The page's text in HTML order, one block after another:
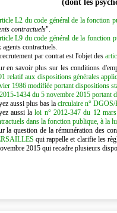
(dont les
L2 du code général de la fonction
contractuels".
L9 du code général de la fonction
agents contractuels.
par contrat est l'objet des
en savoir plus sur les conditions
relatif aux dispositions générales
1986 modifiée portant dispositions
1434 du 5 novembre 2015 portant
aussi plus bas la circulaire n°
aussi laloi n° 2012-347 du 12
dans la fonction publique, à la
la question de la rémunération des
qui rappelle et clarifie les
2015 qui recadre plusieurs